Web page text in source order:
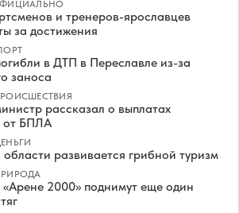
и тренеров-ярославцев
за достижения
в ДТП в Переславле из-за
заноса
рассказал о выплатах
от БПЛА
развивается грибной туризм
2000» поднимут еще один